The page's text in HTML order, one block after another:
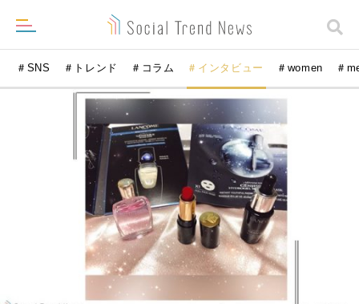
＃SNS ＃トレンド ＃コラム ＃インタビュー ＃women ＃